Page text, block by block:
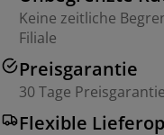
Keine zeitliche
Filiale
Preisgarantie
30 Tage
Flexible